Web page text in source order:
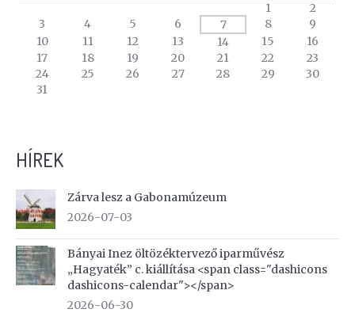
calendar
events
1
2
3
4 5 6 7 8
9
10
11 12 13 14 15
16
17
18 19 20 21 22
23
24
25 26 27 28 29
30
31
HÍREK
Zárva lesz a Gabonamúzeum
2026-07-03
Bányai Inez öltözéktervező iparművész
„Hagyaték” c. kiállítása <span class="dashicons
dashicons-calendar"></span>
2026-06-30